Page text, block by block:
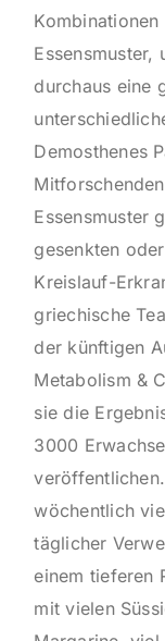
Essensmuster,
durchaus eine
Demosthenes
Essensmuster
gesenkten
Kreislauf-
griechische
der künftigen
Metabolism &
sie die
3000
wöchentlich
täglicher
einem tieferen
mit vielen